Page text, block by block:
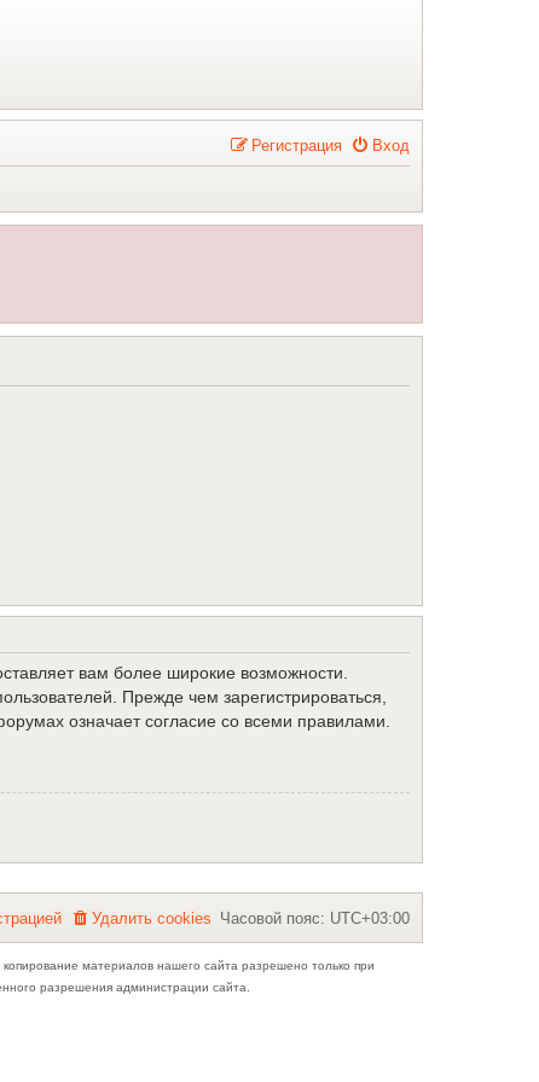
Вход
Регистрация
вам более широкие возможности.
Прежде чем зарегистрироваться,
означает согласие со всеми правилами.
Часовой пояс: UTC+03:00
Удалить cookies
трацией
материалов нашего сайта разрешено только при
разрешения администрации сайта.